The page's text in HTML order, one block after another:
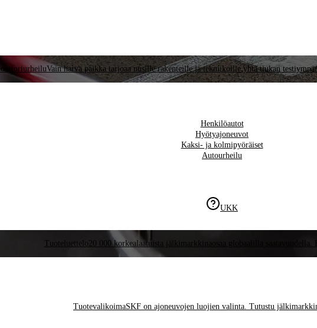
Vain harva paikka tarjoaa uusille rakenteille ja tekniikoille yhtä tiukan
Henkilöautot
Hyötyajoneuvot
Kaksi- ja kolmipyöräiset
Autourheilu
UKK
Tuoteluettelo20 000 korkealaatuista jälkimarkkinaosaa globaalilla saatavuudella.
TuotevalikoimaSKF on ajoneuvojen luojien valinta. Tutustu